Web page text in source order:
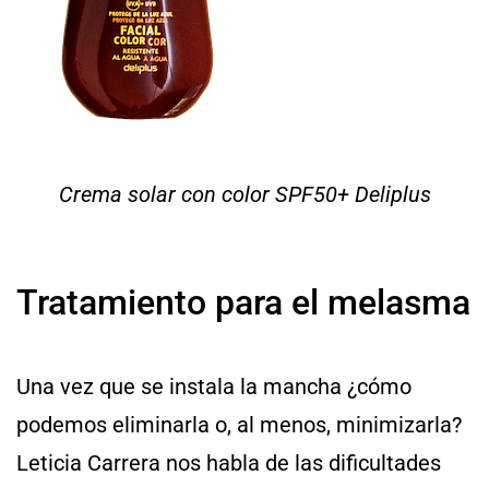
Crema solar con color SPF50+ Deliplus
Tratamiento para el melasma
Una vez que se instala la mancha ¿cómo
podemos eliminarla o, al menos, minimizarla?
Leticia Carrera nos habla de las dificultades